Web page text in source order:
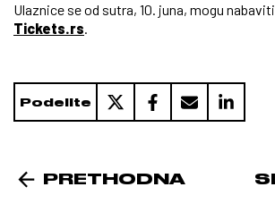
Ulaznice se od sutra, 10. juna, mogu
Tickets.rs.
Podelite
PRETHODNA